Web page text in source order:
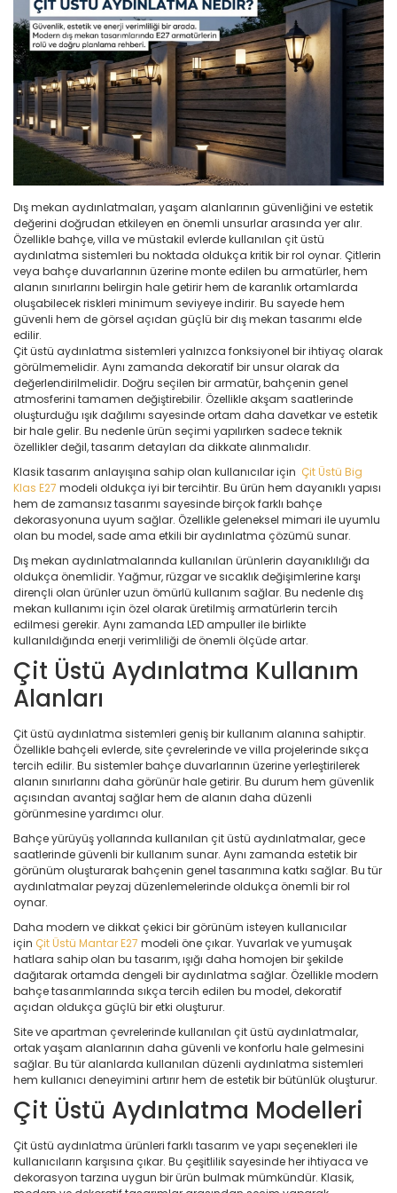
Dış mekan aydınlatmaları, yaşam alanlarının güvenliğini ve estetik
değerini doğrudan etkileyen en önemli unsurlar arasında yer alır.
Özellikle bahçe, villa ve müstakil evlerde kullanılan çit üstü
aydınlatma sistemleri bu noktada oldukça kritik bir rol oynar. Çitlerin
veya bahçe duvarlarının üzerine monte edilen bu armatürler, hem
alanın sınırlarını belirgin hale getirir hem de karanlık ortamlarda
oluşabilecek riskleri minimum seviyeye indirir. Bu sayede hem
güvenli hem de görsel açıdan güçlü bir dış mekan tasarımı elde
edilir.
Çit üstü aydınlatma sistemleri yalnızca fonksiyonel bir ihtiyaç olarak
görülmemelidir. Aynı zamanda dekoratif bir unsur olarak da
değerlendirilmelidir. Doğru seçilen bir armatür, bahçenin genel
atmosferini tamamen değiştirebilir. Özellikle akşam saatlerinde
oluşturduğu ışık dağılımı sayesinde ortam daha davetkar ve estetik
bir hale gelir. Bu nedenle ürün seçimi yapılırken sadece teknik
özellikler değil, tasarım detayları da dikkate alınmalıdır.
Klasik tasarım anlayışına sahip olan kullanıcılar için Çit Üstü Big
Klas E27 modeli oldukça iyi bir tercihtir. Bu ürün hem dayanıklı yapısı
hem de zamansız tasarımı sayesinde birçok farklı bahçe
dekorasyonuna uyum sağlar. Özellikle geleneksel mimari ile uyumlu
olan bu model, sade ama etkili bir aydınlatma çözümü sunar.
Dış mekan aydınlatmalarında kullanılan ürünlerin dayanıklılığı da
oldukça önemlidir. Yağmur, rüzgar ve sıcaklık değişimlerine karşı
dirençli olan ürünler uzun ömürlü kullanım sağlar. Bu nedenle dış
mekan kullanımı için özel olarak üretilmiş armatürlerin tercih
edilmesi gerekir. Aynı zamanda LED ampuller ile birlikte
kullanıldığında enerji verimliliği de önemli ölçüde artar.
Çit Üstü Aydınlatma Kullanım
Alanları
Çit üstü aydınlatma sistemleri geniş bir kullanım alanına sahiptir.
Özellikle bahçeli evlerde, site çevrelerinde ve villa projelerinde sıkça
tercih edilir. Bu sistemler bahçe duvarlarının üzerine yerleştirilerek
alanın sınırlarını daha görünür hale getirir. Bu durum hem güvenlik
açısından avantaj sağlar hem de alanın daha düzenli
görünmesine yardımcı olur.
Bahçe yürüyüş yollarında kullanılan çit üstü aydınlatmalar, gece
saatlerinde güvenli bir kullanım sunar. Aynı zamanda estetik bir
görünüm oluşturarak bahçenin genel tasarımına katkı sağlar. Bu tür
aydınlatmalar peyzaj düzenlemelerinde oldukça önemli bir rol
oynar.
Daha modern ve dikkat çekici bir görünüm isteyen kullanıcılar
için Çit Üstü Mantar E27 modeli öne çıkar. Yuvarlak ve yumuşak
hatlara sahip olan bu tasarım, ışığı daha homojen bir şekilde
dağıtarak ortamda dengeli bir aydınlatma sağlar. Özellikle modern
bahçe tasarımlarında sıkça tercih edilen bu model, dekoratif
açıdan oldukça güçlü bir etki oluşturur.
Site ve apartman çevrelerinde kullanılan çit üstü aydınlatmalar,
ortak yaşam alanlarının daha güvenli ve konforlu hale gelmesini
sağlar. Bu tür alanlarda kullanılan düzenli aydınlatma sistemleri
hem kullanıcı deneyimini artırır hem de estetik bir bütünlük oluşturur.
Çit Üstü Aydınlatma Modelleri
Çit üstü aydınlatma ürünleri farklı tasarım ve yapı seçenekleri ile
kullanıcıların karşısına çıkar. Bu çeşitlilik sayesinde her ihtiyaca ve
dekorasyon tarzına uygun bir ürün bulmak mümkündür. Klasik,
Led Reflektörlü
Şerit LED
Yer Gömme Armatürler
Ray Tipi Spotlar
Sinek Öldürücü Armatürler
Tavan Armatürleri
Yönlendirme Armatürleri
Zena Serisi Halojen Duylar
Metal Halide Duylar
Minyon Duylar
Mum Duylar
Ralina Duylar
Tavan / Duvar Duyları
Tij Takımları
Üniversal Duylar
Sanayi Tipi Fişler
Timsah Ağzı Fişler
Topraklı Fişler
Topraksız Fişler
TV Fişleri
Ütü Fişleri
Temizleme Ürünleri
Kablolar
Kapaklar
Kroşeler
Panolar, Kutular
Şalt Malzemeler
Topraklama Ürünleri
Vidalar
Ziller, Butonlar, Otomatikler